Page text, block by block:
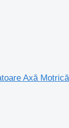
Axă Motrică